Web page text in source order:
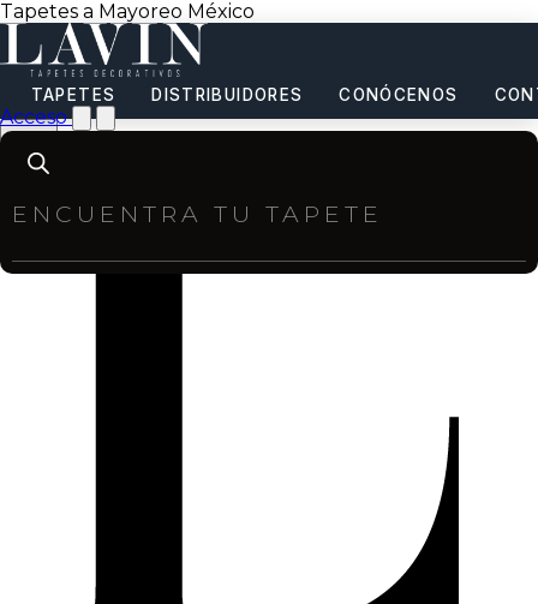
Tapetes a Mayoreo México
TAPETES DISTRIBUIDORES CONÓCENOS
Acceso
Products
search